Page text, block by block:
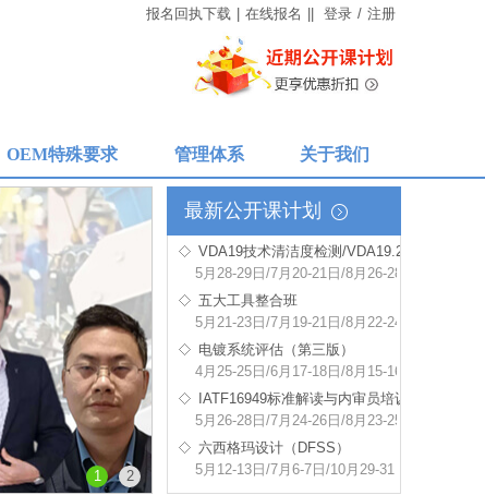
报名回执下载 在线报名 登录 / 注册
OEM特殊要求 管理体系 关于我们
最新公开课计划
电镀系统评估（第三版）
4月25-25日/6月17-18日/8月15-16日/上海 上海
报名
六西格玛设计（DFSS）
5月12-13日/7月6-7日/10月29-31日 上海
报名
VDA19技术清洁度检测/VDA19.2安装洁净度
报名
五大工具整合班
5月21-23日/7月19-21日/8月22-24日 上海
报名
电镀系统评估（第三版）
4月25-25日/6月17-18日/8月15-16日/上海 上海
报名
IATF16949标准解读与内审员培训
5月26-28日/7月24-26日/8月23-25日 上海
报名
六西格玛设计（DFSS）
5月12-13日/7月6-7日/10月29-31日 上海
报名
VDA19技术清洁度检测/VDA19.2安装洁净度
5月28-29日/7月20-21日/8月26-28日 上海
1 2